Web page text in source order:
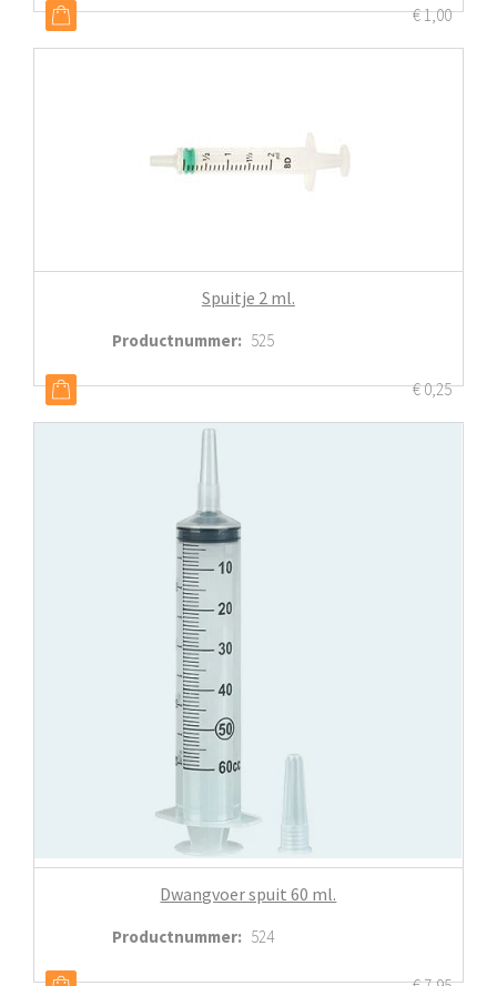
€1,00
Spuitje 2 ml.
Productnummer: 525
€0,25
Dwangvoer spuit 60 ml.
Productnummer: 524